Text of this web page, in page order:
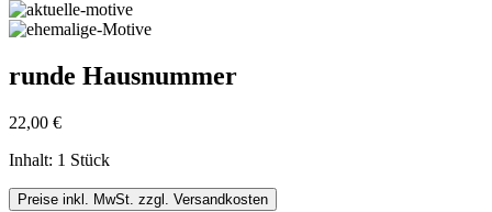
runde Hausnummer
22,00 €
Inhalt: 1 Stück
Preise inkl. MwSt. zzgl. Versandkosten